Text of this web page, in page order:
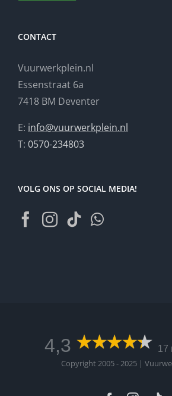
CONTACT
Vuurwerkplein.nl
Essenstraat 6a
7418 BM Deventer
E: info@vuurwerkplein.nl
T: 0570-234803
VOLG ONS OP SOCIAL MEDIA!
4,3 17
Copyright 2005 - 2025 |